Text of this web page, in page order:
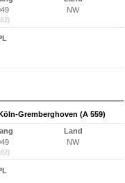
NW
Gremberghoven (A 559)
Land
NW